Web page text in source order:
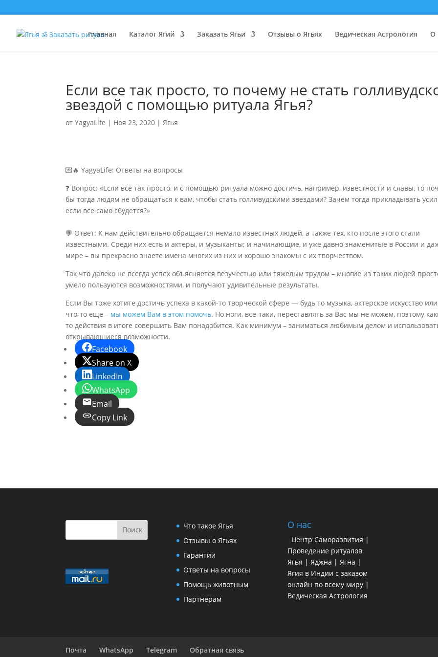
Главная Каталог Ягий Заказать Ягьи Отзывы о Ягьях Ведическая Астрология О
Если все так просто, то почему не стать
звездой с помощью ритуала Ягья?
отYagyaLife | Ноя 23, 2020 |Ягья
💌🔥 YagyaLife: Ответы на вопросы
❓ Вопрос: «Если все так просто, и с помощью ритуала можно достичь, например, известности и славы, то
бы тогда людям не обращаться к вам, чтобы стать голливудскими звездами? Зачем тогда прикладывать
если все само сбудется?»
💬 Ответ: К нам действительно обращается немало известных людей, а также тех, кто после этого стали
известными. Среди них есть и актеры, и музыканты; и начинающие, и уже давно знаменитые в России и
мире – вы прекрасно знаете имена многих из них и хорошо знакомы с их творчеством.
Так что далеко не всегда успех объясняется везучестью или тяжелым трудом – многие из таких людей
умело пользуются возможностями, и получают удивительные результаты.
Если Вы тоже хотите достичь успеха в какой-то творческой сфере — будь то музыка, актерское искусство или
что-то еще – мы можем Вам в этом помочь. Но ноги, все-таки, переставлять за Вас мы не можем, поэтому
то действия в итоге совершить Вам понадобится. Как минимум – заниматься любимым делом и
открывающиеся возможности.
Facebook
Share on X
LinkedIn
WhatsApp
Email
Copy Link
Что такое Ягья
Отзывы о Ягьях
Гарантии
Ответы на вопросы
Помощь животным
Партнерам
О нас
Центр Саморазвития |
Проведение ритуалов
Ягья | Яджна | Ягна |
Ягия в Индии с заказом
онлайн по всему миру |
Ведическая Астрология
Почта WhatsApp Telegram Обратная связь